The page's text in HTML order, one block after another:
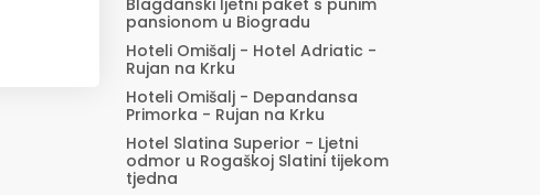
Blagdanski ljetni paket s punim
pansionom u Biogradu
Hoteli Omišalj - Hotel Adriatic -
Rujan na Krku
Hoteli Omišalj - Depandansa
Primorka - Rujan na Krku
Hotel Slatina Superior - Ljetni
odmor u Rogaškoj Slatini tijekom
tjedna